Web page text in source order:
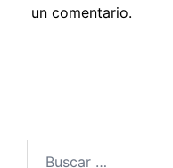
un comentario.